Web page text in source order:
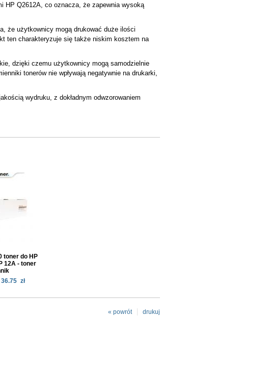
HP Q2612A, co oznacza, że zapewnia wysoką
że użytkownicy mogą drukować duże ilości
ten charakteryzuje się także niskim kosztem na
dzięki czemu użytkownicy mogą samodzielnie
tonerów nie wpływają negatywnie na drukarki,
wydruku, z dokładnym odwzorowaniem
toner do HP
12A - toner
36.75 zł
drukuj
« powrót